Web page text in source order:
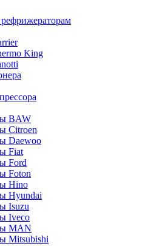
King
BAW
Citroen
Daewoo
Fiat
Ford
Foton
Hino
Hyundai
Isuzu
Iveco
MAN
Mitsubishi